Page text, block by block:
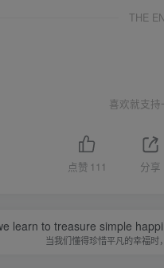
THE
喜欢就支持
点赞 111 分享
learn to treasure simple
当我们懂得珍惜平凡的幸福时